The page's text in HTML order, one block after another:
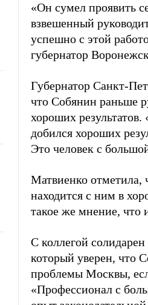
«Он сумел проявить
взвешенный
успешно с этой
губернатор
Губернатор Санкт-
что Собянин раньше
хороших
добился хороших
Это человек с
Матвиенко отметила,
находится с ним в
такое же мнение, что
С коллегой
который уверен, что
проблемы Москвы,
«Профессионал с